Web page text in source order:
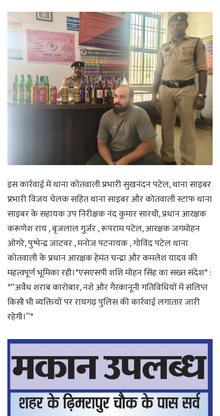
इस कार्रवाई में थाना कोतवाली प्रभारी सुखनंदन पटेल, थाना साइबर
प्रभारी विजय चेलक सहित थाना साइबर और कोतवाली स्टाफ थाना
साइबर के सहायक उप निरीक्षक नंद कुमार सारथी, प्रधान आरक्षक
करूणेश राय , बृजलाल गुर्जर , रूपराम पटेल, आरक्षक जगमोहन
ओगरे, पुष्पेन्द्र जाटवर , मनोज पटनायक , गोविंद पटेल थाना
कोतवाली के प्रधान आरक्षक हेमंत चन्द्रा और कमलेश यादव की
महत्वपूर्ण भूमिका रही।*एसएसपी शशि मोहन सिंह का सख्त संदेश* :
*“अवैध शराब कारोबार, नशे और गैरकानूनी गतिविधियों में संलिप्त
किसी भी व्यक्तियों पर रायगढ़ पुलिस की कार्रवाई लगातार जारी
रहेगी।”*